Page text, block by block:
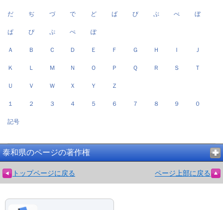
だ ぢ づ で ど ば び ぶ べ ぼ
ぱ ぴ ぷ ぺ ぽ
Ａ Ｂ Ｃ Ｄ Ｅ Ｆ Ｇ Ｈ Ｉ Ｊ
Ｋ Ｌ Ｍ Ｎ Ｏ Ｐ Ｑ Ｒ Ｓ Ｔ
Ｕ Ｖ Ｗ Ｘ Ｙ Ｚ
１ ２ ３ ４ ５ ６ ７ ８ ９ ０
記号
泰和県のページの著作権
トップページに戻る ページ上部に戻る